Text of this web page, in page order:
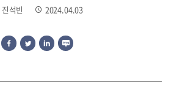
진석빈 2024.04.03